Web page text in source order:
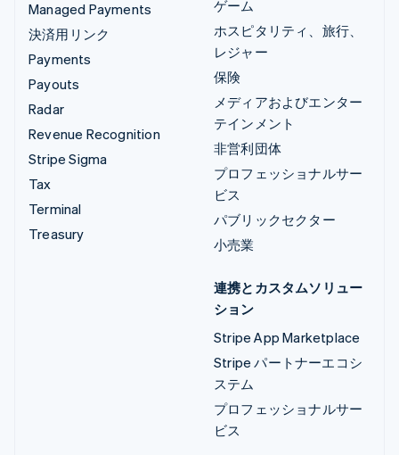
Managed Payments
決済用リンク
Payments
Payouts
Radar
Revenue Recognition
Stripe Sigma
Tax
Terminal
Treasury
ゲーム
ホスピタリティ、旅行、
レジャー
保険
メディアおよびエンター
テインメント
非営利団体
プロフェッショナルサー
ビス
パブリックセクター
小売業
連携とカスタムソリュー
ション
Stripe App Marketplace
Stripe パートナーエコシ
ステム
プロフェッショナルサー
ビス